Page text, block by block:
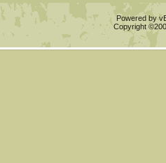
Powered by
Copyright